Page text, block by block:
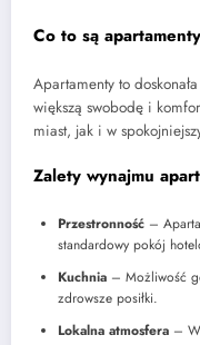
Co to są
Apartamenty to
większą swobodę i
miast, jak i w
Zalety wynajmu
Przestronność –
standardowy pokój
Kuchnia – Możliwość
zdrowsze posiłki.
Lokalna atmosfera –